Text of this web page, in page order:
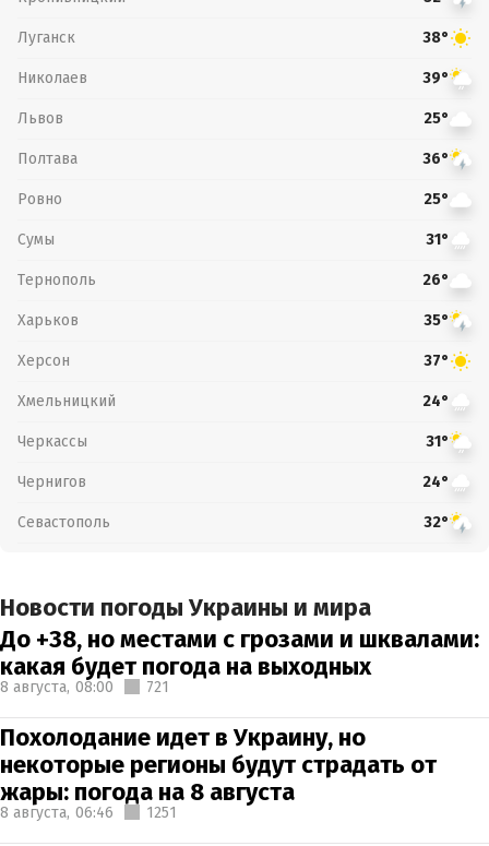
Луганск 38°
Николаев 39°
Львов 25°
Полтава 36°
Ровно 25°
Сумы 31°
Тернополь 26°
Харьков 35°
Херсон 37°
Хмельницкий 24°
Черкассы 31°
Чернигов 24°
Севастополь 32°
Новости погоды Украины и мира
До +38, но местами с грозами и шквалами:
какая будет погода на выходных
8 августа, 08:00 721
Похолодание идет в Украину, но
некоторые регионы будут страдать от
жары: погода на 8 августа
8 августа, 06:46 1251